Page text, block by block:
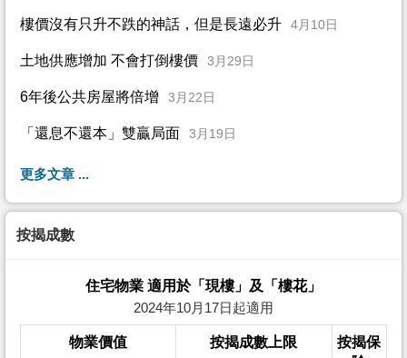
樓價沒有只升不跌的神話，但是長遠必升 4月10日
土地供應增加 不會打倒樓價 3月29日
6年後公共房屋將倍增 3月22日
「還息不還本」雙贏局面 3月19日
更多文章 ...
按揭成數
住宅物業 適用於「現樓」及「樓花」
2024年10月17日起適用
物業價值 按揭成數上限
按揭保